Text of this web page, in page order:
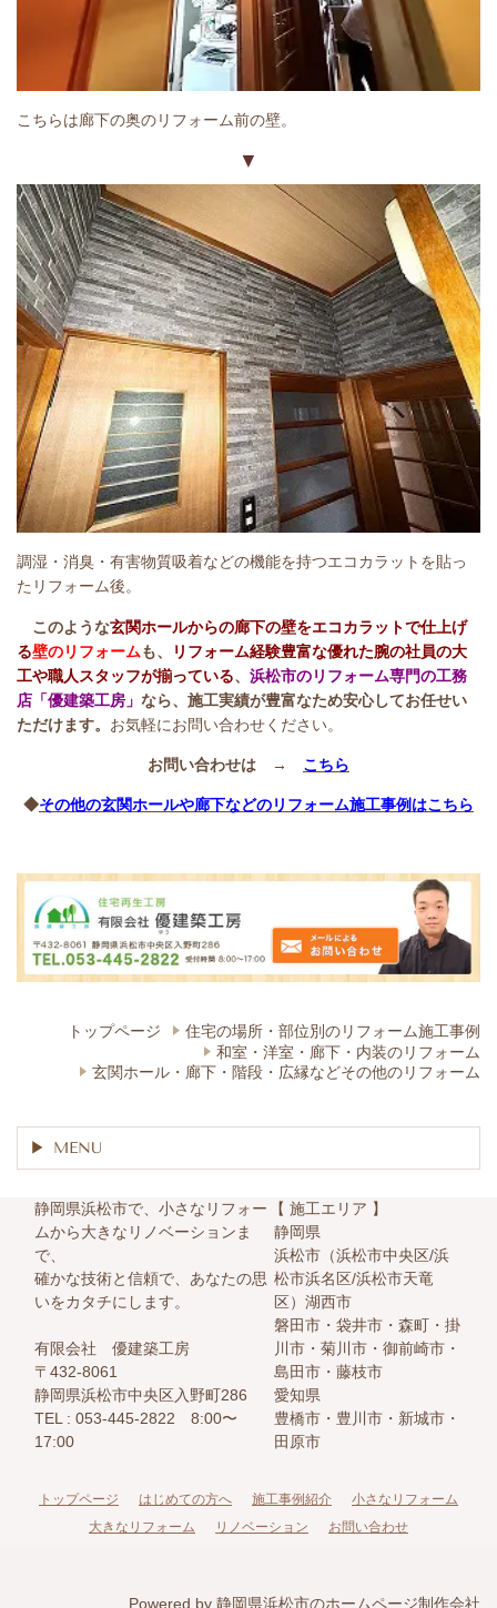
こちらは廊下の奥のリフォーム前の壁。
▼
調湿・消臭・有害物質吸着などの機能を持つエコカラットを貼っ
たリフォーム後。
このような玄関ホールからの廊下の壁をエコカラットで仕上げ
る壁のリフォームも、
リフォーム経験豊富な優れた腕の社員の大
工や職人スタッフが揃っている、 浜松市のリフォーム専門の工務
店「優建築工房」 なら、施工実績が豊富なため安心してお任せい
ただけます。 お気軽にお問い合わせください。
お問い合わせは → こちら
◆その他の玄関ホールや廊下などのリフォーム施工事例はこちら
トップページ
住宅の場所・部位別の​リフォーム施工事例
和室・洋室・廊下・内装のリフォーム
玄関ホール・廊下・階段・広縁などその他のリフォーム
MENU
静岡県浜松市で、小さなリフォー
ムから大きなリノベーションま
で、
確かな技術と信頼で、あなたの思
いをカタチにします。
有限会社 優建築工房
〒432-8061
静岡県浜松市中央区入野町286
TEL : 053-445-2822 8:00〜
17:00
【 施工エリア 】
静岡県
浜松市（浜松市中央区/浜
松市浜名区/浜松市天竜
区）湖西市
磐田市・袋井市・森町・掛
川市・菊川市・御前崎市・
島田市・藤枝市
愛知県
豊橋市・豊川市・新城市・
田原市
トップページ はじめての方へ 施工事例紹介
小さなリフォーム
大きなリフォーム
リノベーション お問い合わせ
Powered by 静岡県浜松市のホームページ制作会社